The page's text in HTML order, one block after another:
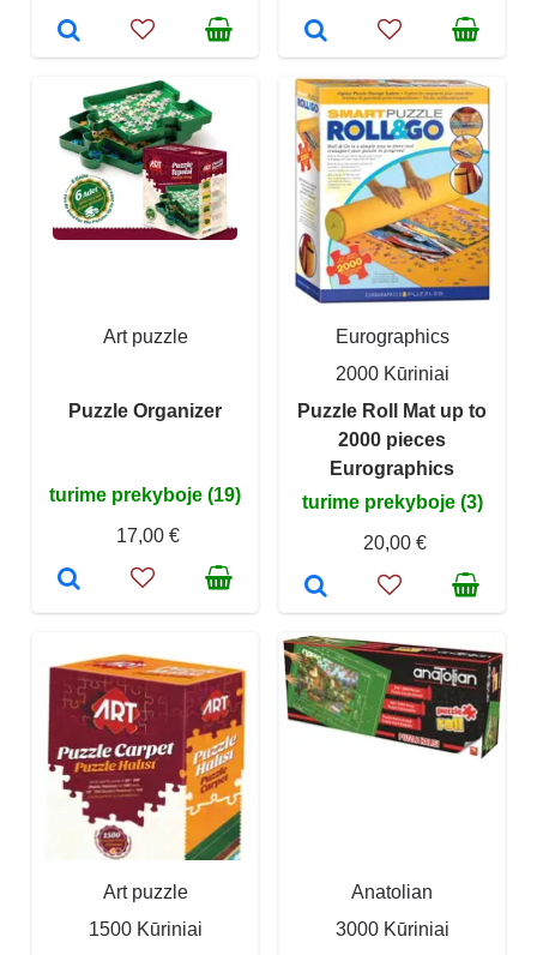
Art puzzle
Puzzle Organizer
turime prekyboje (19)
17,00 €
Eurographics
2000 Kūriniai
Puzzle Roll Mat up to
2000 pieces
Eurographics
turime prekyboje (3)
20,00 €
Art puzzle
1500 Kūriniai
Anatolian
3000 Kūriniai